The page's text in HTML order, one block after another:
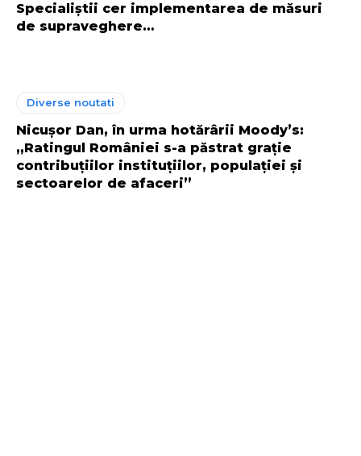
Specialiștii cer implementarea de măsuri
de supraveghere…
Diverse noutati
Nicușor Dan, în urma hotărârii Moody’s:
„Ratingul României s-a păstrat grație
contribuțiilor instituțiilor, populației și
sectoarelor de afaceri”